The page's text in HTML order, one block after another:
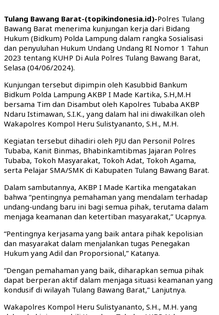
Tulang Bawang Barat-(topikindonesia.id)-Polres Tulang
Bawang Barat menerima kunjungan kerja dari Bidang
Hukum (Bidkum) Polda Lampung dalam rangka Sosialisasi
dan penyuluhan Hukum Undang Undang RI Nomor 1 Tahun
2023 tentang KUHP Di Aula Polres Tulang Bawang Barat,
Selasa (04/06/2024).
Kunjungan tersebut dipimpin oleh Kasubbid Bankum
Bidkum Polda Lampung AKBP I Made Kartika, S.H,M.H
bersama Tim dan Disambut oleh Kapolres Tubaba AKBP
Ndaru Istimawan, S.I.K., yang dalam hal ini diwakilkan oleh
Wakapolres Kompol Heru Sulistyananto, S.H., M.H.
Kegiatan tersebut dihadiri oleh PJU dan Personil Polres
Tubaba, Kanit Binmas, Bhabinkamtibmas Jajaran Polres
Tubaba, Tokoh Masyarakat, Tokoh Adat, Tokoh Agama,
serta Pelajar SMA/SMK di Kabupaten Tulang Bawang Barat.
Dalam sambutannya, AKBP I Made Kartika mengatakan
bahwa “pentingnya pemahaman yang mendalam terhadap
undang-undang baru ini bagi semua pihak, terutama dalam
menjaga keamanan dan ketertiban masyarakat,” Ucapnya.
“Pentingnya kerjasama yang baik antara pihak kepolisian
dan masyarakat dalam menjalankan tugas Penegakan
Hukum yang Adil dan Proporsional,” Katanya.
“Dengan pemahaman yang baik, diharapkan semua pihak
dapat berperan aktif dalam menjaga situasi keamanan yang
kondusif di wilayah Tulang Bawang Barat,” Lanjutnya.
Wakapolres Kompol Heru Sulistyananto, S.H., M.H. yang